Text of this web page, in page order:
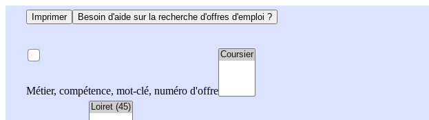
Imprimer Besoin d'aide sur la recherche d'offres d'emploi ?
Métier, compétence, mot-clé, numéro d'offre